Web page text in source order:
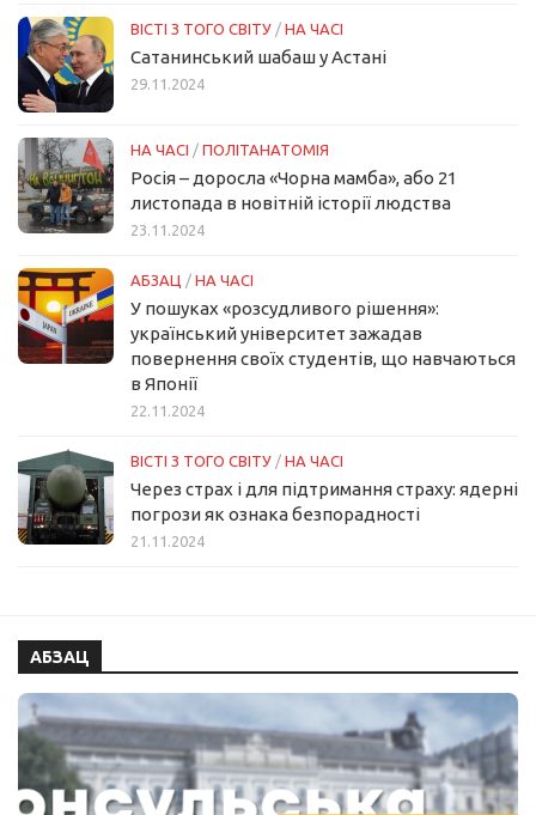
ВІСТІ З ТОГО СВІТУ / НА ЧАСІ
Сатанинський шабаш у Астані
29.11.2024
НА ЧАСІ / ПОЛІТАНАТОМІЯ
Росія – доросла «Чорна мамба», або 21
листопада в новітній історії людства
23.11.2024
АБЗАЦ / НА ЧАСІ
У пошуках «розсудливого рішення»:
український університет зажадав
повернення своїх студентів, що навчаються
в Японії
22.11.2024
ВІСТІ З ТОГО СВІТУ / НА ЧАСІ
Через страх і для підтримання страху: ядерні
погрози як ознака безпорадності
21.11.2024
АБЗАЦ